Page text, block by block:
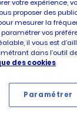
dans l'un de
livraison de
Rouffiac
jusqu'à 19:30
votre expérience,
proposer des
mesurer la
vos
il vous est
dans l’outil
des cookies
Paramétrer